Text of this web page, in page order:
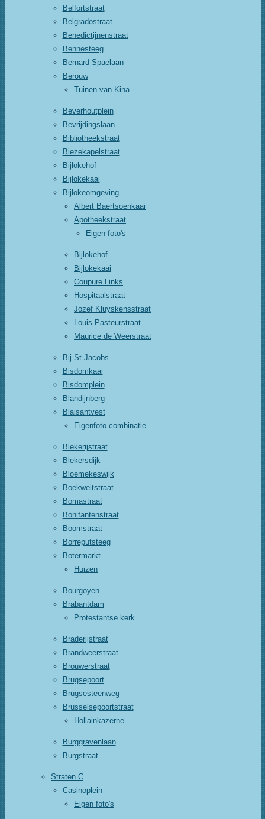
Belfortstraat
Belgradostraat
Benedictijnenstraat
Bennesteeg
Bernard Spaelaan
Berouw
Tuinen van Kina
Beverhoutplein
Bevrijdingslaan
Bibliotheekstraat
Biezekapelstraat
Bijlokehof
Bijlokekaai
Bijlokeomgeving
Albert Baertsoenkaai
Apotheekstraat
Eigen foto's
Bijlokehof
Bijlokekaai
Coupure Links
Hospitaalstraat
Jozef Kluyskensstraat
Louis Pasteurstraat
Maurice de Weerstraat
Bij St Jacobs
Bisdomkaai
Bisdomplein
Blandijnberg
Blaisantvest
Eigenfoto combinatie
Blekerijstraat
Blekersdijk
Bloemekeswijk
Boekweitstraat
Bomastraat
Bonifantenstraat
Boomstraat
Borreputsteeg
Botermarkt
Huizen
Bourgoyen
Brabantdam
Protestantse kerk
Braderijstraat
Brandweerstraat
Brouwerstraat
Brugsepoort
Brugsesteenweg
Brusselsepoortstraat
Hollainkazerne
Burggravenlaan
Burgstraat
Straten C
Casinoplein
Eigen foto's